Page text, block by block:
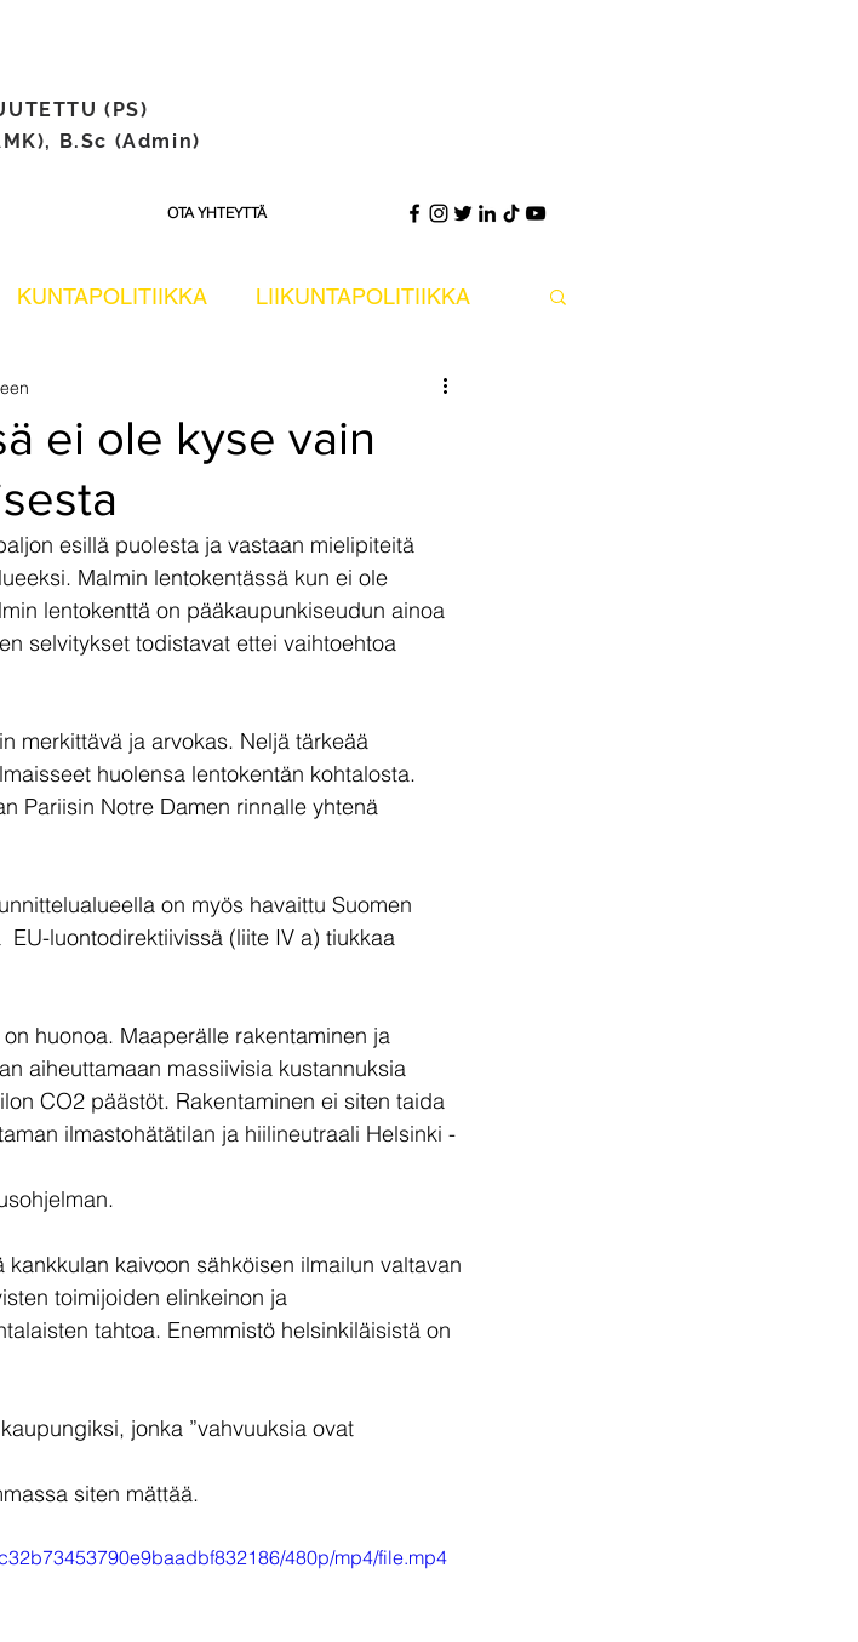
(PS)
B.Sc (Admin)
OTA YHTEYTTÄ
KUNTAPOLITIIKKA LIIKUNTAPOLITIIKKA
PS POLITIIKKA
ei ole kyse vain
esillä puolesta ja vastaan mielipiteitä
Malmin lentokentässä kun ei ole
lentokenttä on pääkaupunkiseudun ainoa
selvitykset todistavat ettei vaihtoehtoa
merkittävä ja arvokas. Neljä tärkeää
huolensa lentokentän kohtalosta.
Pariisin Notre Damen rinnalle yhtenä
on myös havaittu Suomen
luontodirektiivissä (liite IV a) tiukkaa
huonoa. Maaperälle rakentaminen ja
aiheuttamaan massiivisia kustannuksia
CO2 päästöt. Rakentaminen ei siten taida
ilmastohätätilan ja hiilineutraali Helsinki -
kaivoon sähköisen ilmailun valtavan
toimijoiden elinkeinon ja
tahtoa. Enemmistö helsinkiläisistä on
jonka ”vahvuuksia ovat
siten mättää.
480p/mp4/file.mp4